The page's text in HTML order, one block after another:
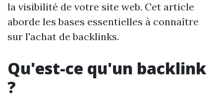
la visibilité de votre site web. Cet article
aborde les bases essentielles à connaître
sur l'achat de backlinks.
Qu'est-ce qu'un backlink
?